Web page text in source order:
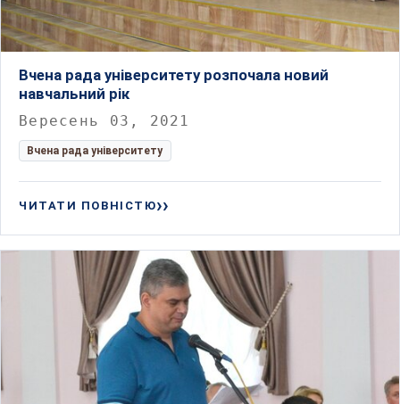
Вчена рада університету розпочала новий
навчальний рік
Вересень 03, 2021
Вчена рада університету
ЧИТАТИ ПОВНІСТЮ